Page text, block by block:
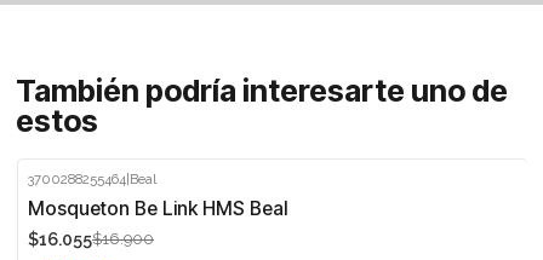
También podría interesarte uno de
estos
-5%
3700288255464|Beal
Mosqueton Be Link HMS Beal
$16.055$16.900